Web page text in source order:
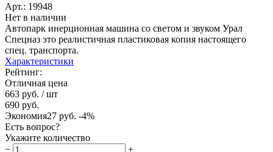
Арт.: 19948
Нет в наличии
Автопарк инерционная машина со светом и звуком Урал
Спецназ это реалистичная пластиковая копия настоящего
спец. транспорта.
Характеристики
Рейтинг:
Отличная цена
663 руб. / шт
690 руб.
Экономия27 руб. -4%
Есть вопрос?
Укажите количество
−
+